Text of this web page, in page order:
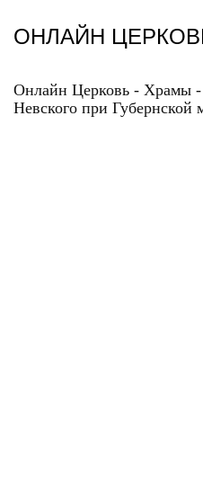
содержанию
ОНЛАЙН
Онлайн Церковь - Храмы -
Невского при Губернской